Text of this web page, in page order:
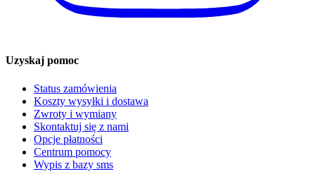
Uzyskaj pomoc
Status zamówienia
Koszty wysyłki i dostawa
Zwroty i wymiany
Skontaktuj się z nami
Opcje płatności
Centrum pomocy
Wypis z bazy sms